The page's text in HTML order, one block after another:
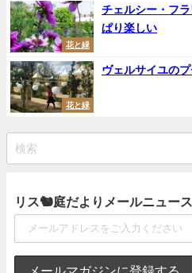
花と緑
チェルシー・フ
ぱり楽しい
花と緑
ヴェルサイユの
リス🐿庭だよりメールニュース